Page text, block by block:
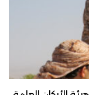
عشرات